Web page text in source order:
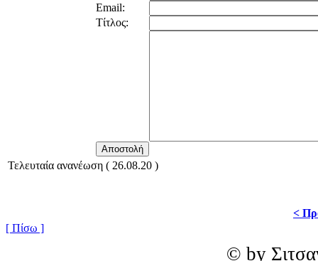
Email:
Τίτλος:
Τελευταία ανανέωση ( 26.08.20 )
<
[ Πίσω ]
© by